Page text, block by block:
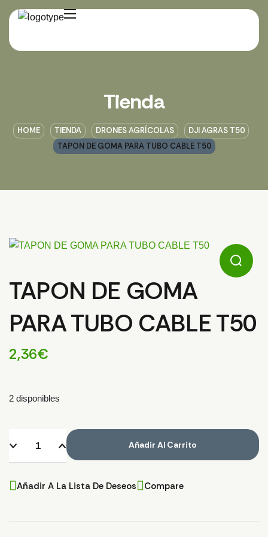
Tienda
HOME TIENDA DRONES AGRÍCOLAS
DJI AGRAS T50
TAPON DE GOMA PARA TUBO CABLE T50
TAPON DE GOMA
PARA TUBO CABLE T50
2,36€
2 disponibles
Añadir Al Carrito
Compare
Añadir A La Lista De Deseos